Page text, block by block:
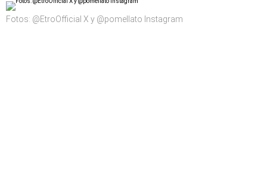
Fotos: @EtroOfficial X y @pomellato Instagram